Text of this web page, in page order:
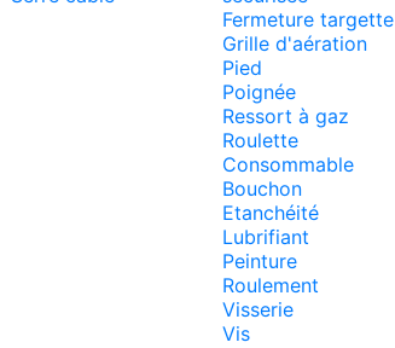
Fermeture targette
Grille d'aération
Pied
Poignée
Ressort à gaz
Roulette
Consommable
Bouchon
Etanchéité
Lubrifiant
Peinture
Roulement
Visserie
Vis